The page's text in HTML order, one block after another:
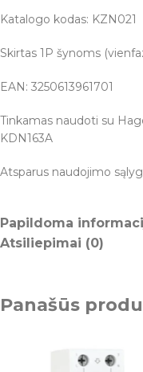
Katalogo kodas: KZN021
Skirtas 1P šynoms
EAN: 3250613961701
Tinkamas naudoti su
KDN163A
Atsparus naudojimo
Papildoma
Atsiliepimai (0)
Panašūs